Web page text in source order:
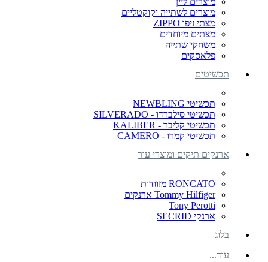
מוצרים לשתייה וקוקטליים
מצתי זיפו ZIPPO
מצתים מיוחדים
משחקי שתייה
פלאסקים
תכשיטים
תכשיטי NEWBLING
תכשיטי סילברדו - SILVERADO
תכשיטי קליבר - KALIBER
תכשיטי קמרו - CAMERO
ארנקים תיקים ומוצרי עור
RONCATO מזוודות
Tommy Hilfiger ארנקים
Tony Perotti
ארנקי SECRID
בלוג
עוד...